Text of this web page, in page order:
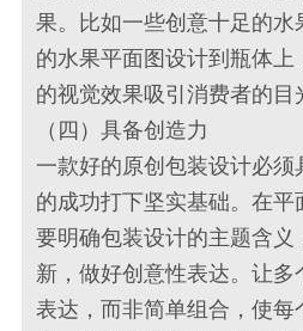
果。比如一些创意十足的
的水果平面图设计到瓶体
的视觉效果吸引消费者的目
（四）具备创造力
一款好的原创包装设计必
的成功打下坚实基础。在
要明确包装设计的主题含义
新，做好创意性表达。让
表达，而非简单组合，使每